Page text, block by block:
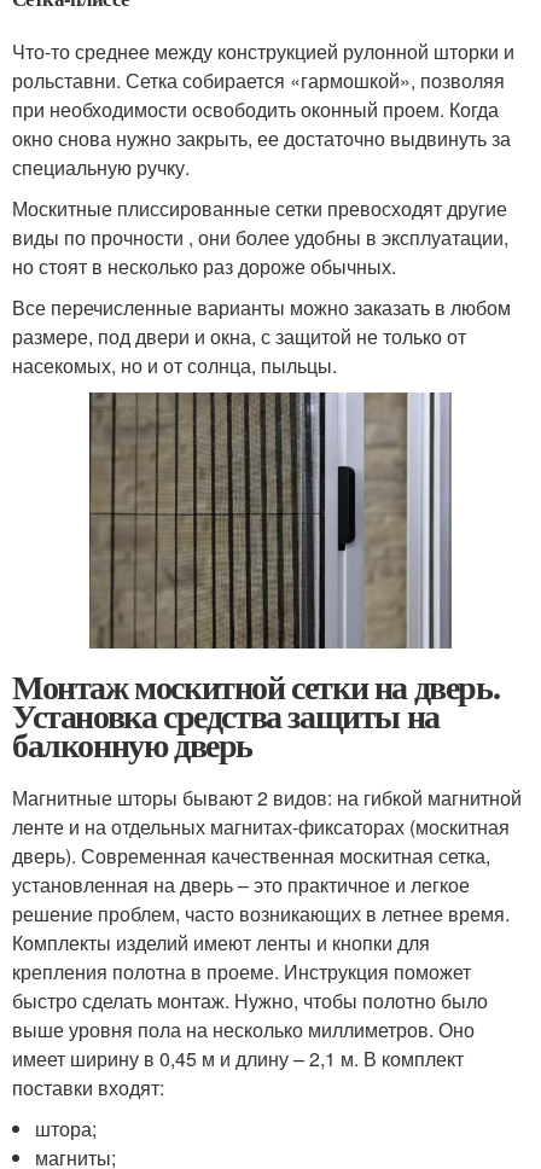
Что-то среднее между конструкцией рулонной шторки и
рольставни. Сетка собирается «гармошкой», позволяя
при необходимости освободить оконный проем. Когда
окно снова нужно закрыть, ее достаточно выдвинуть за
специальную ручку.
Москитные плиссированные сетки превосходят другие
виды по прочности , они более удобны в эксплуатации,
но стоят в несколько раз дороже обычных.
Все перечисленные варианты можно заказать в любом
размере, под двери и окна, с защитой не только от
насекомых, но и от солнца, пыльцы.
Монтаж москитной сетки на дверь.
Установка средства защиты на
балконную дверь
Магнитные шторы бывают 2 видов: на гибкой магнитной
ленте и на отдельных магнитах-фиксаторах (москитная
дверь). Современная качественная москитная сетка,
установленная на дверь – это практичное и легкое
решение проблем, часто возникающих в летнее время.
Комплекты изделий имеют ленты и кнопки для
крепления полотна в проеме. Инструкция поможет
быстро сделать монтаж. Нужно, чтобы полотно было
выше уровня пола на несколько миллиметров. Оно
имеет ширину в 0,45 м и длину – 2,1 м. В комплект
поставки входят:
штора;
магниты;